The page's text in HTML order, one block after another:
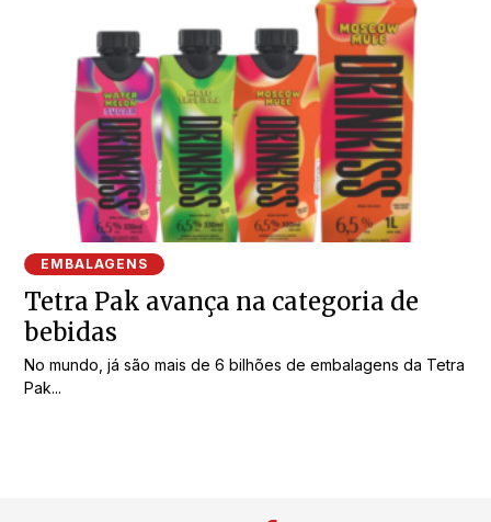
EMBALAGENS
Tetra Pak avança na categoria de
bebidas
No mundo, já são mais de 6 bilhões de embalagens da Tetra
Pak...